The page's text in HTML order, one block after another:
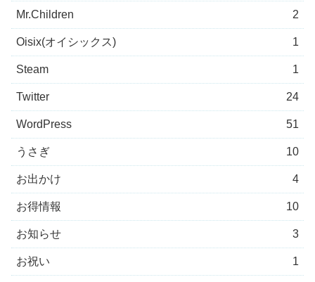
Mr.Children 2
Oisix(オイシックス) 1
Steam 1
Twitter 24
WordPress 51
うさぎ 10
お出かけ 4
お得情報 10
お知らせ 3
お祝い 1